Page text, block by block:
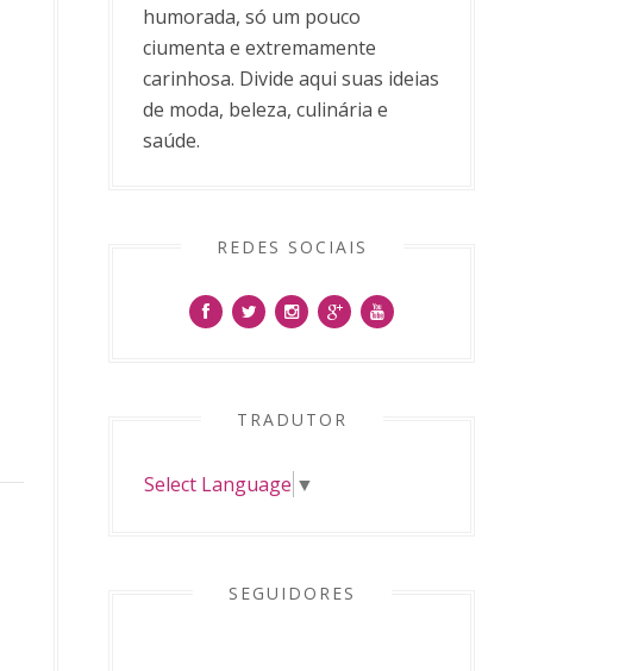
humorada, só um pouco
ciumenta e extremamente
carinhosa. Divide aqui suas ideias
de moda, beleza, culinária e
saúde.
REDES SOCIAIS
TRADUTOR
Select Language ▼
SEGUIDORES